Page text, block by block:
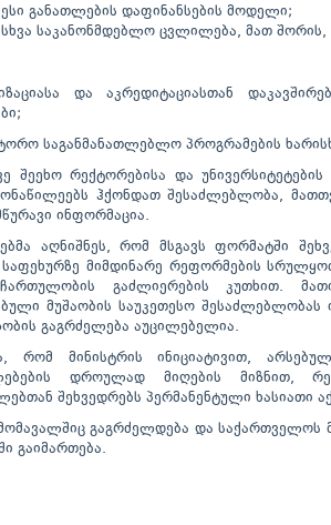
განათლების დაფინანსების მოდელი;
საკანონმდებლო ცვლილება, მათ შორის,
და აკრედიტაციასთან
საგანმანათლებლო პროგრამების
შეეხო რექტორებისა და
ჰქონდათ შესაძლებლობა,
ინფორმაცია.
აღნიშნეს, რომ მსგავს ფორმატში
მიმდინარე რეფორმების
გაძლიერების კუთხით.
მუშაობის საუკეთესო შესაძლებლობას
გაგრძელება აუცილებელია.
რომ მინისტრის ინიციატივით,
დროულად მიღების მიზნით,
შეხვედრებს პერმანენტული ხასიათი
გაგრძელდება და
გაიმართება.